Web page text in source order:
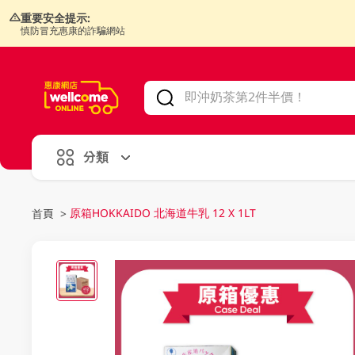
重要安全提示:
慎防冒充惠康的詐騙網站
分類
首頁 > 原箱HOKKAIDO 北海道牛乳 12 X 1LT